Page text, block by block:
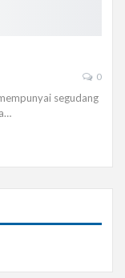
0
segudang